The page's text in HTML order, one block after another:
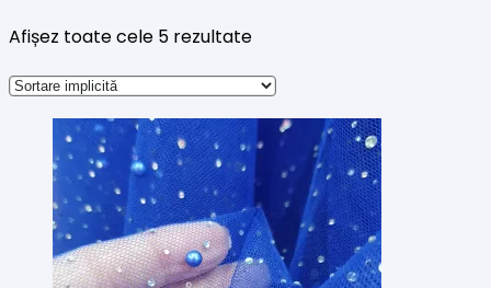
Afișez toate cele 5 rezultate